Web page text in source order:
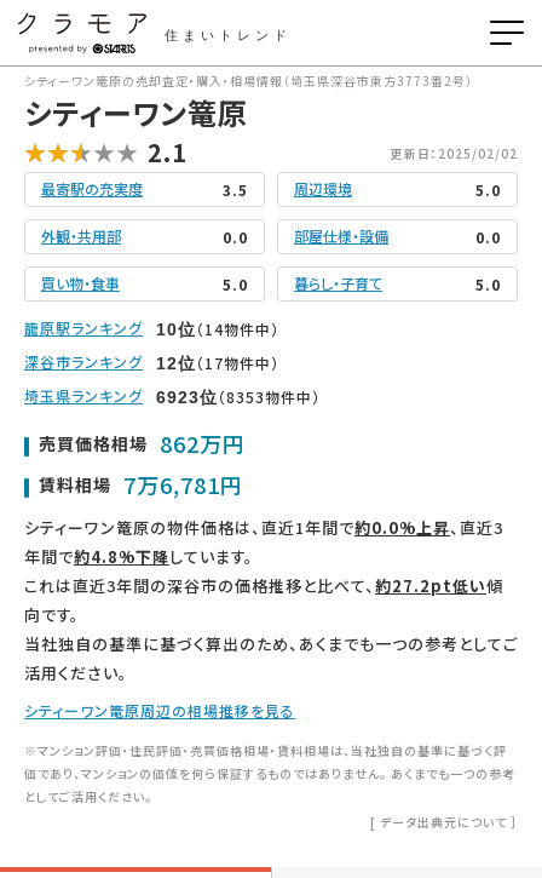
住まいトレンド
シティーワン篭原の売却査定・購入・相場情報（埼玉県深谷市東方3773番2号）
シティーワン篭原
2.1 更新日：2025/02/02
最寄駅の充実度 3.5 周辺環境 5.0
外観・共用部 0.0 部屋仕様・設備 0.0
買い物・食事 5.0 暮らし・子育て 5.0
籠原駅ランキング 10位（14物件中）
深谷市ランキング
12位（17物件中）
埼玉県ランキング
6923位（8353物件中）
売買価格相場 862万円
賃料相場 7万6,781円
シティーワン篭原の物件価格は、直近1年間で約0.0%上昇、直近3
年間で約4.8%下降しています。
これは直近3年間の深谷市の価格推移と比べて、約27.2pt低い傾
向です。
当社独自の基準に基づく算出のため、あくまでも一つの参考としてご
活用ください。
シティーワン篭原周辺の相場推移を見る
※マンション評価・住民評価・売買価格相場・賃料相場は、当社独自の基準に基づく評
価であり、マンションの価値を何ら保証するものではありません。 あくまでも一つの参考
としてご活用ください。
[ データ出典元について ］